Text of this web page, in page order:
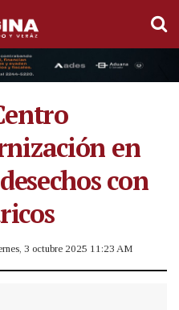
en
con
3 octubre 2025 11:23 AM